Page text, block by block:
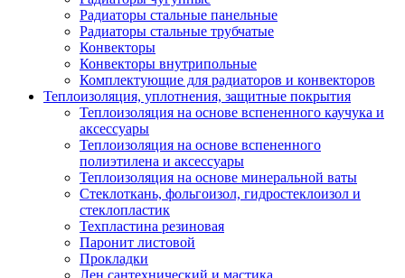
Радиаторы стальные панельные
Радиаторы стальные трубчатые
Конвекторы
Конвекторы внутрипольные
Комплектующие для радиаторов и конвекторов
Теплоизоляция, уплотнения, защитные покрытия
Теплоизоляция на основе вспененного каучука и
аксессуары
Теплоизоляция на основе вспененного
полиэтилена и аксессуары
Теплоизоляция на основе минеральной ваты
Стеклоткань, фольгоизол, гидростеклоизол и
стеклопластик
Техпластина резиновая
Паронит листовой
Прокладки
Лен сантехнический и мастика